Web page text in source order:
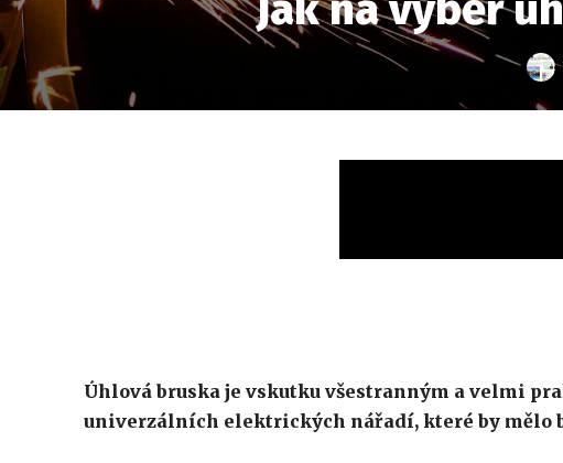
Úhlová bruska je vskutku všestranným a velmi
univerzálních elektrických nářadí, které by mělo